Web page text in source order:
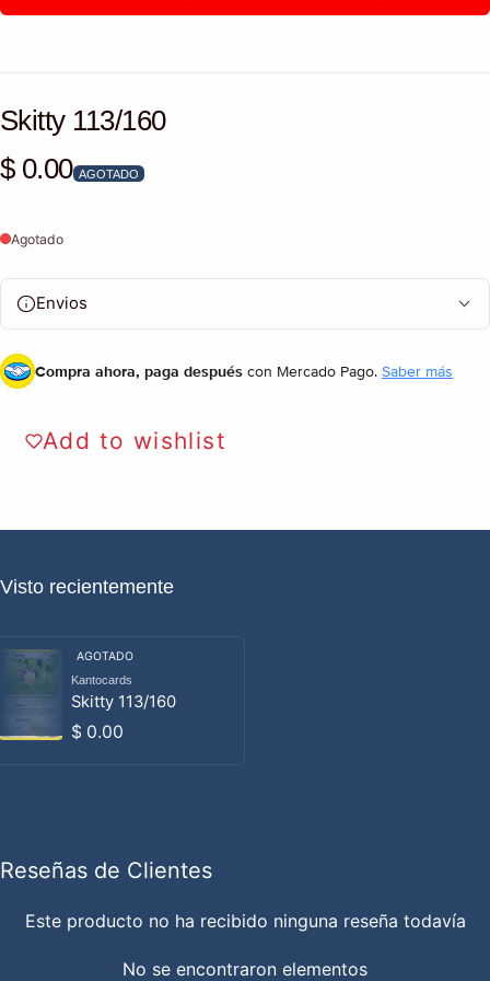
Skitty 113/160
Precio habitual
$ 0.00 AGOTADO
Agotado
Envios
Compra ahora, paga después con Mercado Pago. Saber más
Add to wishlist
Visto recientemente
AGOTADO
Proveedor:
Kantocards
Skitty 113/160
Precio habitual
$ 0.00
Reseñas de Clientes
Este producto no ha recibido ninguna reseña todavía
No se encontraron elementos